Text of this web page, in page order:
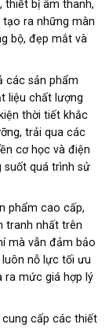
thiết bị âm thanh,
ra những màn
bộ, đẹp mắt và
các sản phẩm
liệu chất lượng
thời tiết khắc
trải qua các
cơ học và điện
suốt quá trình sử
phẩm cao cấp,
tranh nhất trên
mà vẫn đảm bảo
nỗ lực tối ưu
ra mức giá hợp lý
cấp các thiết